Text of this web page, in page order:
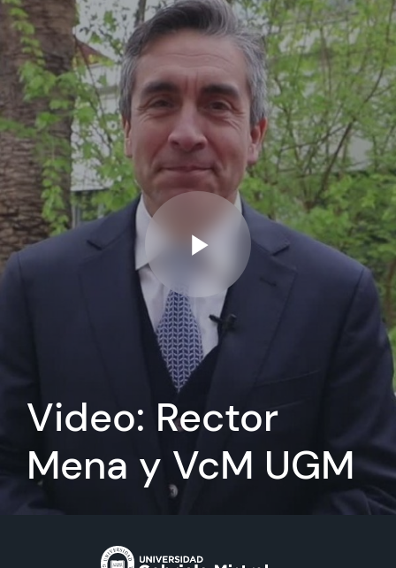
Video: Rector
Mena y VcM UGM